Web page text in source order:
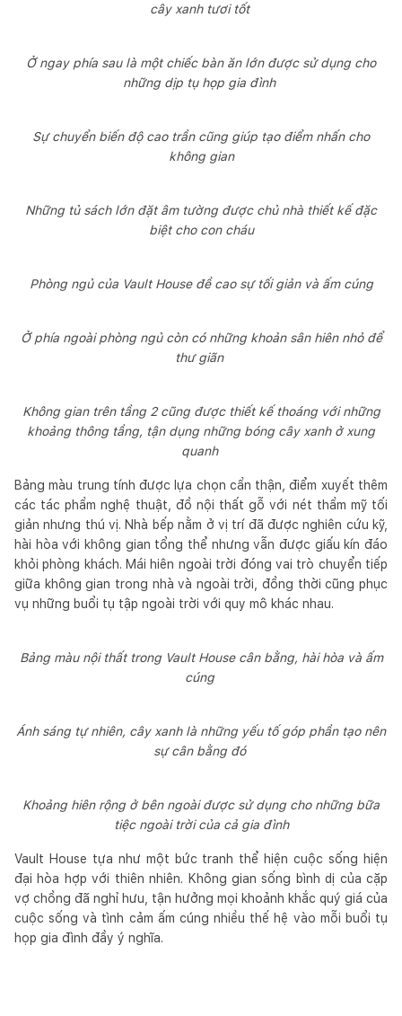
cây xanh tươi tốt
Ở ngay phía sau là một chiếc bàn ăn lớn được sử dụng cho
những dịp tụ họp gia đình
Sự chuyển biến độ cao trần cũng giúp tạo điểm nhấn cho
không gian
Những tủ sách lớn đặt âm tường được chủ nhà thiết kế đặc
biệt cho con cháu
Phòng ngủ của Vault House đề cao sự tối giản và ấm cúng
Ở phía ngoài phòng ngủ còn có những khoản sân hiên nhỏ để
thư giãn
Không gian trên tầng 2 cũng được thiết kế thoáng với những
khoảng thông tầng, tận dụng những bóng cây xanh ở xung
quanh
Bảng màu trung tính được lựa chọn cẩn thận, điểm xuyết thêm
các tác phẩm nghệ thuật, đồ nội thất gỗ với nét thẩm mỹ tối
giản nhưng thú vị. Nhà bếp nằm ở vị trí đã được nghiên cứu kỹ,
hài hòa với không gian tổng thể nhưng vẫn được giấu kín đáo
khỏi phòng khách. Mái hiên ngoài trời đóng vai trò chuyển tiếp
giữa không gian trong nhà và ngoài trời, đồng thời cũng phục
vụ những buổi tụ tập ngoài trời với quy mô khác nhau.
Bảng màu nội thất trong Vault House cân bằng, hài hòa và ấm
cúng
Ánh sáng tự nhiên, cây xanh là những yếu tố góp phần tạo nên
sự cân bằng đó
Khoảng hiên rộng ở bên ngoài được sử dụng cho những bữa
tiệc ngoài trời của cả gia đình
Vault House tựa như một bức tranh thể hiện cuộc sống hiện
đại hòa hợp với thiên nhiên. Không gian sống bình dị của cặp
vợ chồng đã nghỉ hưu, tận hưởng mọi khoảnh khắc quý giá của
cuộc sống và tình cảm ấm cúng nhiều thế hệ vào mỗi buổi tụ
họp gia đình đầy ý nghĩa.